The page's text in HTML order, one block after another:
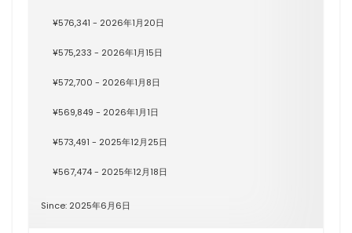
¥576,341 - 2026年1月20日
¥575,233 - 2026年1月15日
¥572,700 - 2026年1月8日
¥569,849 - 2026年1月1日
¥573,491 - 2025年12月25日
¥567,474 - 2025年12月18日
Since: 2025年6月6日